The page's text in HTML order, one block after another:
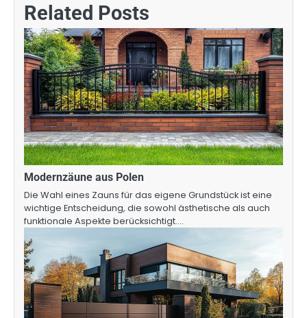
Related Posts
Modernzäune aus Polen
Die Wahl eines Zauns für das eigene Grundstück ist eine
wichtige Entscheidung, die sowohl ästhetische als auch
funktionale Aspekte berücksichtigt.…